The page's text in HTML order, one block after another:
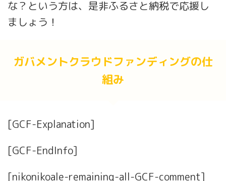
な？という方は、是非ふるさと納税で応援し
ましょう！
ガバメントクラウドファンディングの仕
組み
[GCF-Explanation]
[GCF-EndInfo]
[nikonikoale-remaining-all-GCF-comment]